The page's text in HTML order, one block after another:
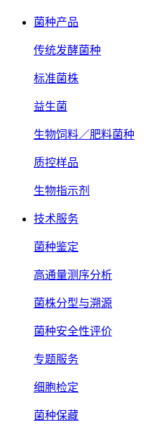
菌种产品
传统发酵菌种
标准菌株
益生菌
生物饲料／肥料菌种
质控样品
生物指示剂
技术服务
菌种鉴定
高通量测序分析
菌株分型与溯源
菌种安全性评价
专题服务
细胞检定
菌种保藏